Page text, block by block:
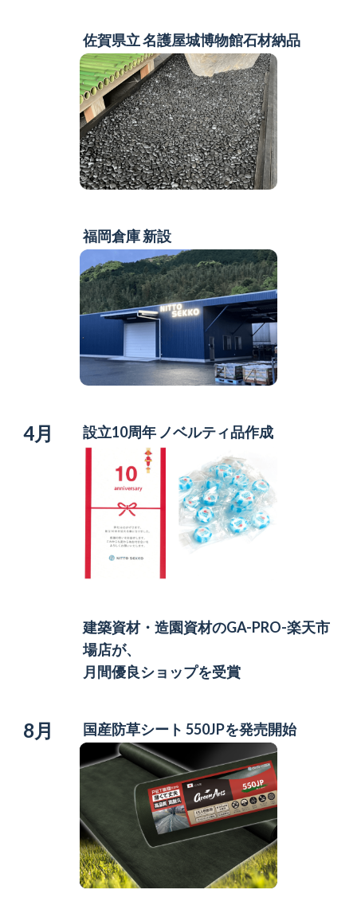
佐賀県立 名護屋城博物館石材納品
福岡倉庫 新設
4月 設立10周年 ノベルティ品作成
建築資材・造園資材のGA-PRO-楽天市
場店が、
月間優良ショップを受賞
8月 国産防草シート 550JPを発売開始